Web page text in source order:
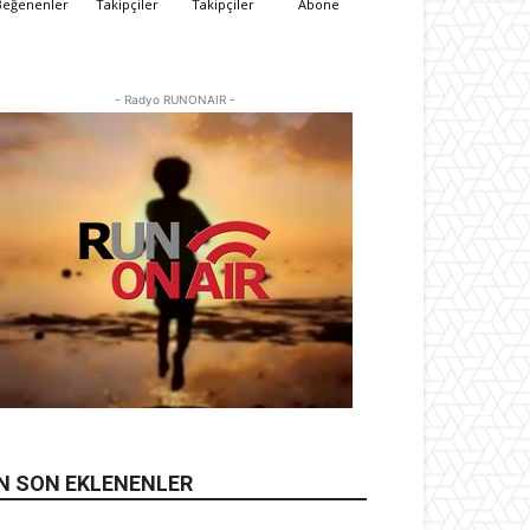
Takipçiler Takipçiler Abone
- Radyo RUNONAIR -
SON EKLENENLER